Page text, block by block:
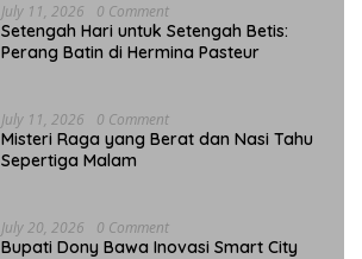
July 11, 2026 0 Comment
Setengah Hari untuk Setengah Betis:
Perang Batin di Hermina Pasteur
July 11, 2026 0 Comment
Misteri Raga yang Berat dan Nasi Tahu
Sepertiga Malam
July 20, 2026 0 Comment
Bupati Dony Bawa Inovasi Smart City